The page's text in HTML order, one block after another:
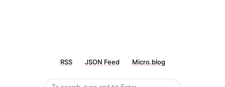
RSS JSON Feed Micro.blog